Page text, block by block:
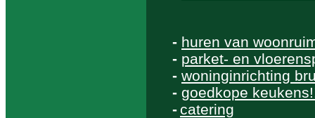
- huren van
- parket- en
- woninginrichting
- goedkope
- catering